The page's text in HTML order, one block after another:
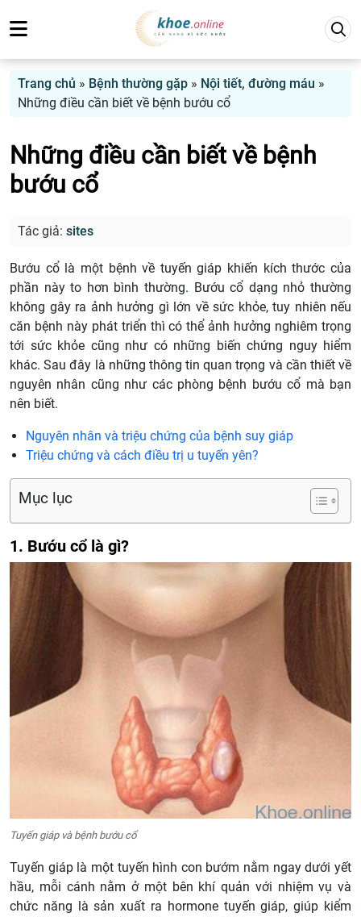
Trang chủ » Bệnh thường gặp » Nội tiết, đường máu »
Những điều cần biết về bệnh bướu cổ
Những điều cần biết về bệnh
bướu cổ
Tác giả: sites
Bướu cổ là một bệnh về tuyến giáp khiến kích thước của
phần này to hơn bình thường. Bướu cổ dạng nhỏ thường
không gây ra ảnh hưởng gì lớn về sức khỏe, tuy nhiên nếu
căn bệnh này phát triển thì có thể ảnh hưởng nghiêm trọng
tới sức khỏe cũng như có những biến chứng nguy hiểm
khác. Sau đây là những thông tin quan trọng và cần thiết về
nguyên nhân cũng như các phòng bệnh bướu cổ mà bạn
nên biết.
Nguyên nhân và triệu chứng của bệnh suy giáp
Triệu chứng và cách điều trị u tuyến yên?
Mục lục
1. Bướu cổ là gì?
Tuyến giáp và bệnh bướu cổ
Tuyến giáp là một tuyến hình con bướm nằm ngay dưới yết
hầu, mỗi cánh nằm ở một bên khí quản với nhiệm vụ và
chức năng là sản xuất ra hormone tuyến giáp, giúp kiểm